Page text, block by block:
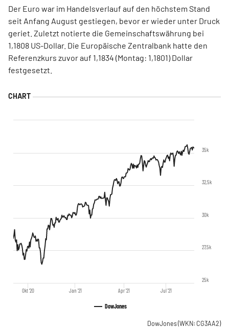
Der Euro war im Handelsverlauf auf den höchstem Stand
seit Anfang August gestiegen, bevor er wieder unter Druck
geriet. Zuletzt notierte die Gemeinschaftswährung bei
1,1808 US-Dollar. Die Europäische Zentralbank hatte den
Referenzkurs zuvor auf 1,1834 (Montag: 1,1801) Dollar
festgesetzt.
DowJones
Okt '20 Jan '21 Apr '21 Jul '21
25k
27,5k
30k
32,5k
35k
DowJones(WKN: CG3AA2)